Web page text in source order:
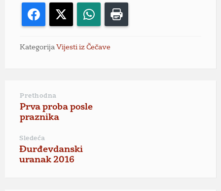
Facebook WhatsApp
Kategorija Vijesti iz Čečave
Prethodna
Prva proba posle
praznika
Sledeća
Đurđevdanski
uranak 2016